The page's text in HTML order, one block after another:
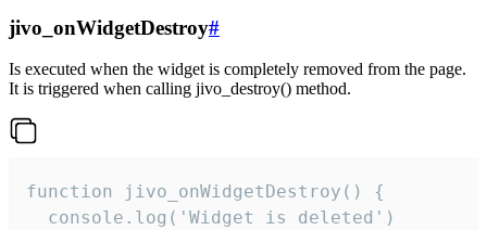
jivo_onWidgetDestroy#
Is executed when the widget is completely removed from the page.
It is triggered when calling jivo_destroy() method.
function jivo_onWidgetDestroy() {
  console.log('Widget is deleted')